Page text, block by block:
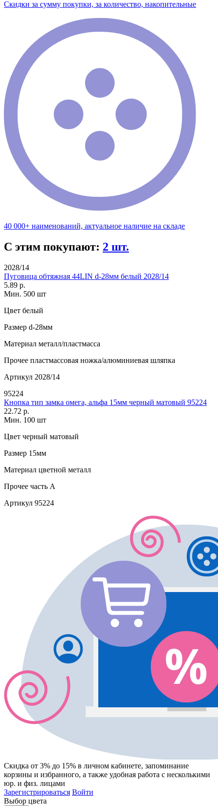
Скидки за сумму покупки, за количество, накопительные
40 000+ наименований, актуальное наличие на складе
С этим покупают: 2 шт.
2028/14
Пуговица обтяжная 44LIN d-28мм белый 2028/14
5.89 р.
Мин. 500 шт
Цвет белый
Размер d-28мм
Материал металл/пластмасса
Прочее пластмассовая ножка/алюминиевая шляпка
Артикул 2028/14
95224
Кнопка тип замка омега, альфа 15мм черный матовый 95224
22.72 р.
Мин. 100 шт
Цвет черный матовый
Размер 15мм
Материал цветной металл
Прочее часть A
Артикул 95224
Скидка от 3% до 15% в личном кабинете, запоминание
корзины и избранного, а также удобная работа с несколькими
юр. и физ. лицами
Зарегистрироваться Войти
Выбор цвета